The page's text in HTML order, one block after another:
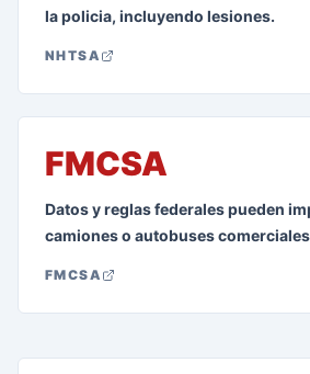
la policia, incluyendo lesiones.
NHTSA
FMCSA
Datos y reglas federales pueden
camiones o autobuses
FMCSA